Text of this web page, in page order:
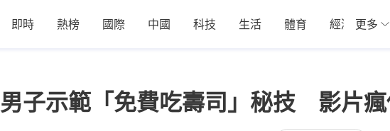
即時 熱榜 國際 中國 科技 生活 體育 經濟 01
更多
子示範「免費吃壽司」秘技 影片